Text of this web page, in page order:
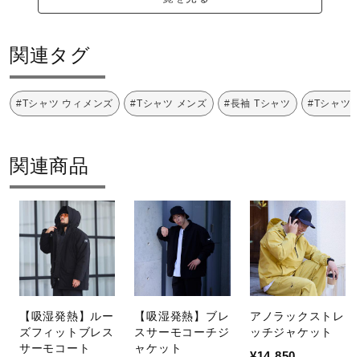
関連タグ
#Tシャツ ウィメンズ #Tシャツ メンズ #長袖 Tシャツ #Tシャツ
関連商品
【吸湿発熱】ルー
ズフィットブレス
サーモコート
【吸湿発熱】ブレ
スサーモコーチジ
ャケット
アノラックストレ
ッチジャケット